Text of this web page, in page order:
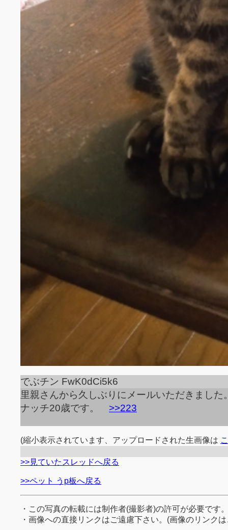
でぶチン FwK0dCi5k6
里親さんから久しぶりにメールいただきました
ナッチ20歳です。 >>223
(縮小表示されています、アップロードされた生画像は
>>見ていたスレッドへ戻る
>>ペット うp板へ戻る
・この写真の転載には制作者(撮影者)の許可が必要です
・画像への直接リンクはご遠慮下さい。(画像のリンク